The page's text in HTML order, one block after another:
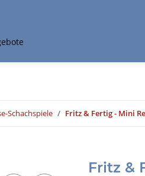
Schachspiele Fritz & Fertig - Mini
Fritz &